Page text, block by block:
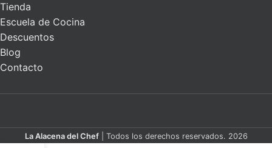
Tienda
Escuela de Cocina
Descuentos
Blog
Contacto
La Alacena del Chef | Todos los derechos reservados. 2026